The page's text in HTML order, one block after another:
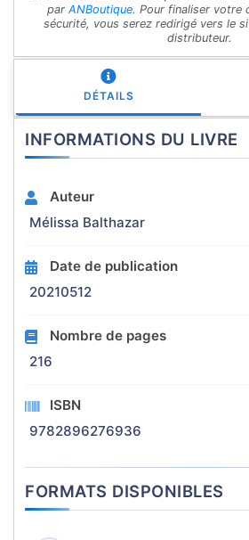
par ANBoutique. Pour finaliser votre
sécurité, vous serez redirigé vers le
distributeur.
DÉTAILS
INFORMATIONS DU LIVRE
Auteur
Mélissa Balthazar
Date de publication
20210512
Nombre de pages
216
ISBN
9782896276936
FORMATS DISPONIBLES